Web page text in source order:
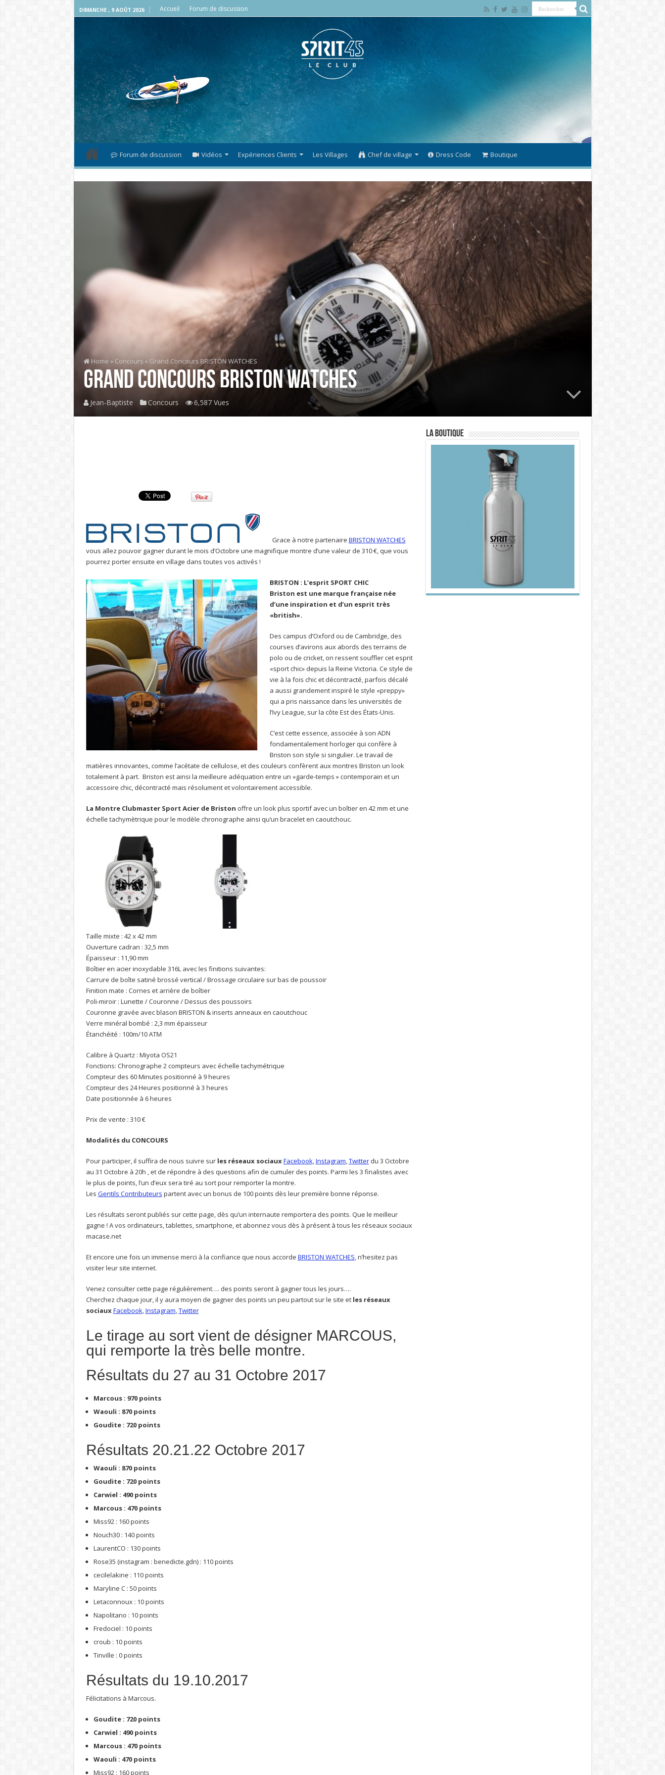
DIMANCHE , 9 AOÛT 2026 Accueil Forum de discussion
Forum de discussion Vidéos Expériences Clients Les Villages Chef de village Dress Code Boutique
Home » Concours » Grand Concours BRISTON WATCHES
Grand Concours BRISTON WATCHES
Jean-Baptiste Concours 6,587 Vues
Grace à notre partenaire BRISTON WATCHES
vous allez pouvoir gagner durant le mois d’Octobre une magnifique montre d’une valeur de 310 €, que vous
pourrez porter ensuite en village dans toutes vos activés !
BRISTON : L’esprit SPORT CHIC
Briston est une marque française née
d’une inspiration et d’un esprit très
«british».
Des campus d’Oxford ou de Cambridge, des
courses d’avirons aux abords des terrains de
polo ou de cricket, on ressent souffler cet esprit
«sport chic» depuis la Reine Victoria. Ce style de
vie à la fois chic et décontracté, parfois décalé
a aussi grandement inspiré le style «preppy»
qui a pris naissance dans les universités de
l’Ivy League, sur la côte Est des États-Unis.
C’est cette essence, associée à son ADN
fondamentalement horloger qui confère à
Briston son style si singulier. Le travail de
matières innovantes, comme l’acétate de cellulose, et des couleurs confèrent aux montres Briston un look
totalement à part. Briston est ainsi la meilleure adéquation entre un «garde-temps » contemporain et un
accessoire chic, décontracté mais résolument et volontairement accessible.
La Montre Clubmaster Sport Acier de Briston offre un look plus sportif avec un boîtier en 42 mm et une
échelle tachymètrique pour le modèle chronographe ainsi qu’un bracelet en caoutchouc.
Taille mixte : 42 x 42 mm
Ouverture cadran : 32,5 mm
Épaisseur : 11,90 mm
Boîtier en acier inoxydable 316L avec les finitions suivantes:
Carrure de boîte satiné brossé vertical / Brossage circulaire sur bas de poussoir
Finition mate : Cornes et arrière de boîtier
Poli-miroir : Lunette / Couronne / Dessus des poussoirs
Couronne gravée avec blason BRISTON & inserts anneaux en caoutchouc
Verre minéral bombé : 2,3 mm épaisseur
Étanchéité : 100m/10 ATM
Calibre à Quartz : Miyota OS21
Fonctions: Chronographe 2 compteurs avec échelle tachymétrique
Compteur des 60 Minutes positionné à 9 heures
Compteur des 24 Heures positionné à 3 heures
Date positionnée à 6 heures
Prix de vente : 310 €
Modalités du CONCOURS
Pour participer, il suffira de nous suivre sur les réseaux sociauxFacebook,Instagram,Twitterdu 3 Octobre
au 31 Octobre à 20h , et de répondre à des questions afin de cumuler des points. Parmi les 3 finalistes avec
le plus de points, l’un d’eux sera tiré au sort pour remporter la montre.
Les Gentils Contributeurs partent avec un bonus de 100 points dès leur première bonne réponse.
Les résultats seront publiés sur cette page, dès qu’un internaute remportera des points. Que le meilleur
gagne ! A vos ordinateurs, tablettes, smartphone, et abonnez vous dès à présent à tous les réseaux sociaux
macase.net
Et encore une fois un immense merci à la confiance que nous accorde BRISTON WATCHES, n’hesitez pas
visiter leur site internet.
Venez consulter cette page régulièrement…. des points seront à gagner tous les jours….
Cherchez chaque jour, il y aura moyen de gagner des points un peu partout sur le site et les réseaux
sociauxFacebook,Instagram,Twitter
Le tirage au sort vient de désigner MARCOUS,
qui remporte la très belle montre.
Résultats du 27 au 31 Octobre 2017
Marcous : 970 points
Waouli : 870 points
Goudite : 720 points
Résultats 20.21.22 Octobre 2017
Waouli : 870 points
Goudite : 720 points
Carwiel : 490 points
Marcous : 470 points
Miss92 : 160 points
Nouch30 : 140 points
LaurentCO : 130 points
Rose35 (instagram : benedicte.gdn) : 110 points
cecilelakine : 110 points
Maryline C : 50 points
Letaconnoux : 10 points
Napolitano : 10 points
Fredociel : 10 points
croub : 10 points
Tinville : 0 points
Résultats du 19.10.2017
Félicitations à Marcous.
Goudite : 720 points
Carwiel : 490 points
Marcous : 470 points
Waouli : 470 points
Miss92 : 160 points
La Boutique